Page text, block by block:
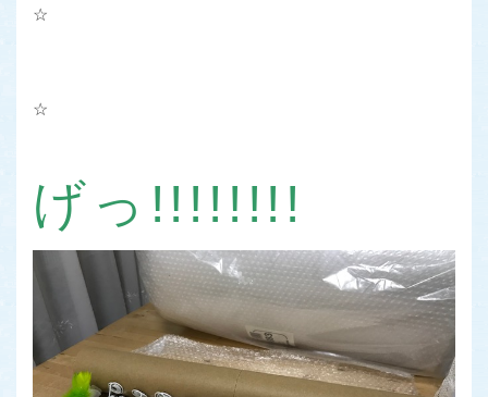
☆
☆
げっ!!!!!!!!